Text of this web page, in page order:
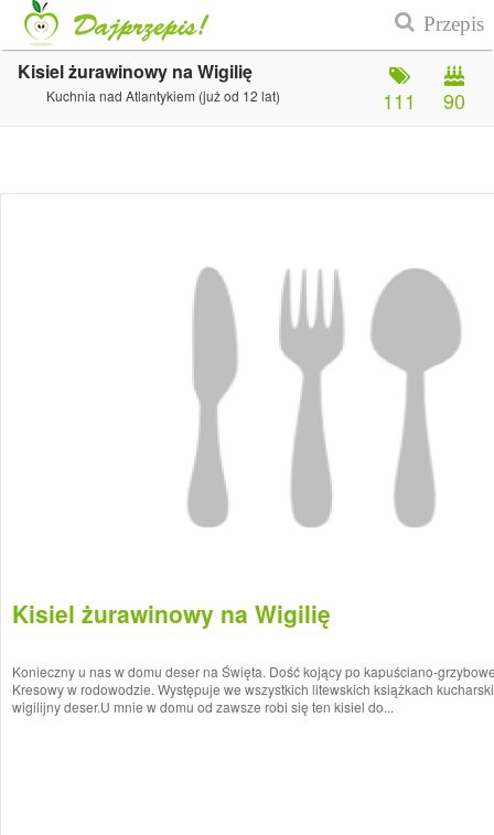
Kisiel żurawinowy na Wigilię
Kuchnia nad Atlantykiem (już od 12 lat) 90
111
Kisiel żurawinowy na Wigilię
Konieczny u nas w domu deser na Święta. Dość kojący po kapuściano-
Kresowy w rodowodzie. Występuje we wszystkich litewskich książkach
wigilijny deser.U mnie w domu od zawsze robi się ten kisiel do...